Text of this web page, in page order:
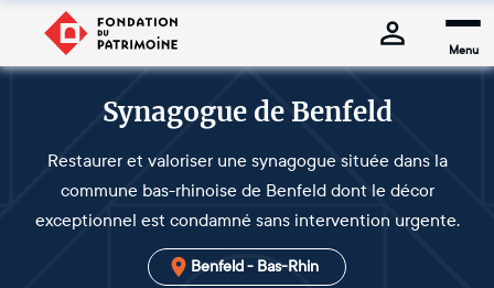
Menu
Synagogue de Benfeld
Restaurer et valoriser une synagogue située dans la
commune bas-rhinoise de Benfeld dont le décor
exceptionnel est condamné sans intervention urgente.
Benfeld - Bas-Rhin